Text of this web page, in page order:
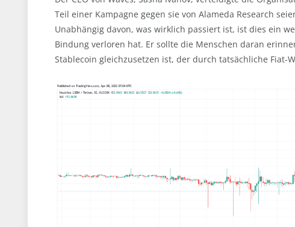
Teil einer Kampagne gegen sie von Alameda Research
Unabhängig davon, was wirklich passiert ist, ist dies ein
Bindung verloren hat. Er sollte die Menschen daran
Stablecoin gleichzusetzen ist, der durch tatsächliche Fiat-